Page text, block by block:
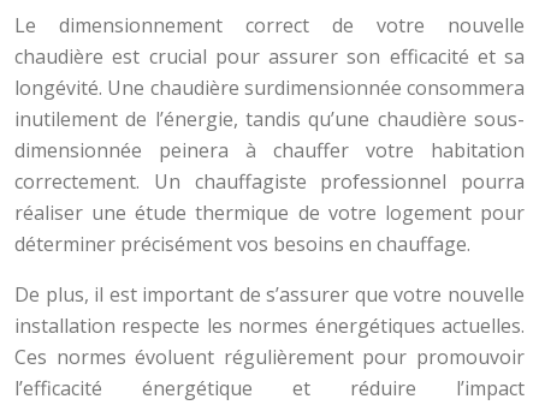
Le dimensionnement correct de votre nouvelle
chaudière est crucial pour assurer son efficacité et sa
longévité. Une chaudière surdimensionnée consommera
inutilement de l’énergie, tandis qu’une chaudière sous-
dimensionnée peinera à chauffer votre habitation
correctement. Un chauffagiste professionnel pourra
réaliser une étude thermique de votre logement pour
déterminer précisément vos besoins en chauffage.
De plus, il est important de s’assurer que votre nouvelle
installation respecte les normes énergétiques actuelles.
Ces normes évoluent régulièrement pour promouvoir
l’efficacité énergétique et réduire l’impact